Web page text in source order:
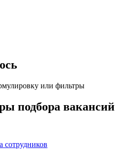
или фильтры
подбора вакансий
сотрудников